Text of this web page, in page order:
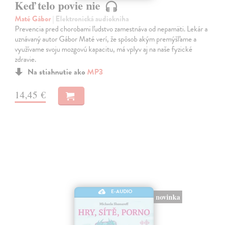
Keď telo povie nie
Maté Gábor| Elektronická audiokniha
Prevencia pred chorobami ľudstvo zamestnáva od nepamäti. Lekár a
uznávaný autor Gábor Maté verí, že spôsob akým premýšľame a
využívame svoju mozgovú kapacitu, má vplyv aj na naše fyzické
zdravie.
Na stiahnutie ako MP3
14,45 €
E-AUDIO
novinka